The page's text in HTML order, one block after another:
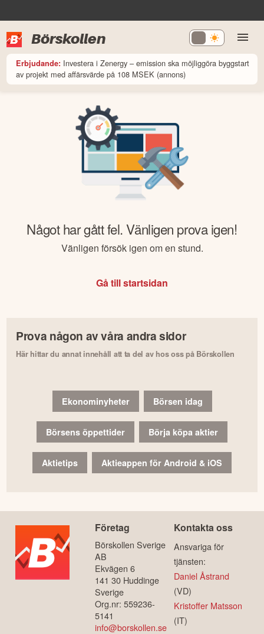
Börskollen
Erbjudande: Investera i Zenergy – emission ska möjliggöra byggstart
av projekt med affärsvärde på 108 MSEK (annons)
Något har gått fel. Vänligen prova igen!
Vänligen försök igen om en stund.
Gå till startsidan
Prova någon av våra andra sidor
Här hittar du annat innehåll att ta del av hos oss på Börskollen
Ekonominyheter Börsen idag
Börsens öppettider Börja köpa aktier
Aktietips Aktieappen för Android & iOS
Företag
Börskollen Sverige
AB
Ekvägen 6
141 30 Huddinge
Sverige
Org.nr: 559236-
5141
info@borskollen.se
Kontakta oss
Ansvariga för
tjänsten:
Daniel Åstrand
(VD)
Kristoffer Matsson
(IT)